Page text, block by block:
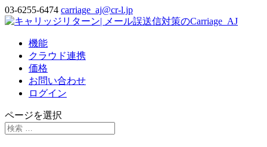
03-6255-6474 carriage_aj@cr-l.jp
機能
クラウド連携
価格
お問い合わせ
ログイン
ページを選択